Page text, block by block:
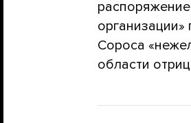
организации»
Сороса
области